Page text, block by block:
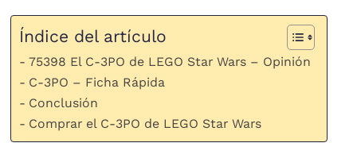
Índice del artículo
75398 El C-3PO de LEGO Star Wars – Opinión
C-3PO – Ficha Rápida
Conclusión
Comprar el C-3PO de LEGO Star Wars